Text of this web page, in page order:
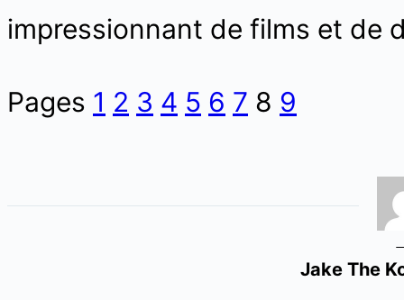
impressionnant de films et de
Pages 1 2 3 4 5 6 7 8 9
Jake The